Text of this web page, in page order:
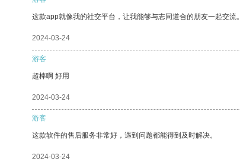
这款app就像我的社交平台，让我能够与志同道合的朋友一起交流。
2024-03-24
游客
超棒啊 好用
2024-03-24
游客
这款软件的售后服务非常好，遇到问题都能得到及时解决。
2024-03-24